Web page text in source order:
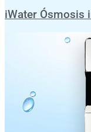
iWater Ósmosis